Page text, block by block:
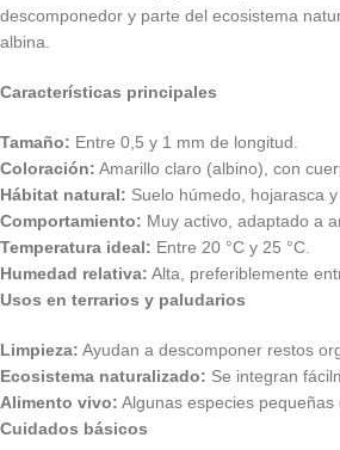
descomponedor y parte del ecosistema
albina.
Características principales
Tamaño: Entre 0,5 y 1 mm de longitud.
Coloración: Amarillo claro (albino), con
Hábitat natural: Suelo húmedo, hojarasca
Comportamiento: Muy activo, adaptado a
Temperatura ideal: Entre 20 °C y 25 °C.
Humedad relativa: Alta, preferiblemente
Usos en terrarios y paludarios
Limpieza: Ayudan a descomponer restos
Ecosistema naturalizado: Se integran
Alimento vivo: Algunas especies
Cuidados básicos